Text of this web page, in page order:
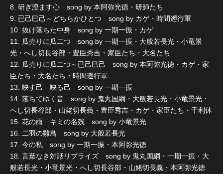
8. 研ぎ澄ます心 song by 本阿弥光徳・研師たち
9. 已己巳己～どちらかひとつ song by カゲ・時間遡行軍
10. 抜け落ちた中身 song by 一期一振・カゲ
11. 瓜売りに瓜二つ song by 一期一振・大般若長光・小竜景
光・へし切長谷部・豊臣秀吉・家臣たち・大名たち
12. 瓜売りに瓜二つ～已己巳己 song by 本阿弥光徳・カゲ・家
臣たち・大名たち・時間遡行軍
13. 映す己 映る己 song by 一期一振
14. 落ちてゆく音 song by 鬼丸国綱・大般若長光・小竜景光・
へし切長谷部・山姥切長義・豊臣秀吉・カゲ・家臣たち・千利休
15. 花の雨 キミの名残 song by 小竜景光
16. 二羽の雛鳥 song by 大般若長光
17. 今の私 song by 一期一振・本阿弥光徳
18. 言葉なき対話リプライズ song by 鬼丸国綱・一期一振・大
般若長光・小竜景光・へし切長谷部・山姥切長義・本阿弥光徳